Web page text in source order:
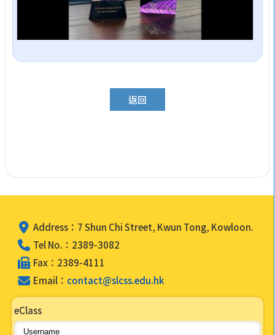
返回
Address：7 Shun Chi Street, Kwun Tong, Kowloon.
Tel No.：2389-3082
Fax：2389-4111
Email： contact@slcss.edu.hk
eClass